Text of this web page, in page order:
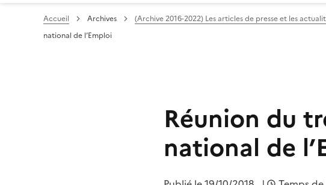
Accueil Archives (Archive 2016-2022) Les articles de presse et les
national de l’Emploi
Réunion du
national de